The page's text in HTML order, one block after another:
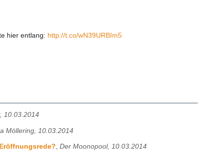
hier entlang: http://t.co/wN39URBIm5
10.03.2014
Möllering, 10.03.2014
, Der Moonopool, 10.03.2014